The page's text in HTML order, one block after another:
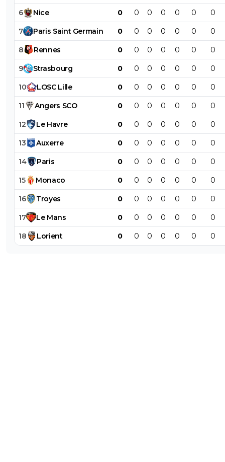
6 Nice 0 0 0 0 0 0 0
7 Paris Saint Germain 0 0 0 0 0 0 0
8 Rennes 0 0 0 0 0 0 0
9 Strasbourg 0 0 0 0 0 0 0
10 LOSC Lille 0 0 0 0 0 0 0
11 Angers SCO 0 0 0 0 0 0 0
12 Le Havre 0 0 0 0 0 0 0
13 Auxerre 0 0 0 0 0 0 0
14 Paris 0 0 0 0 0 0 0
15 Monaco 0 0 0 0 0 0 0
16 Troyes 0 0 0 0 0 0 0
17 Le Mans 0 0 0 0 0 0 0
18 Lorient 0 0 0 0 0 0 0